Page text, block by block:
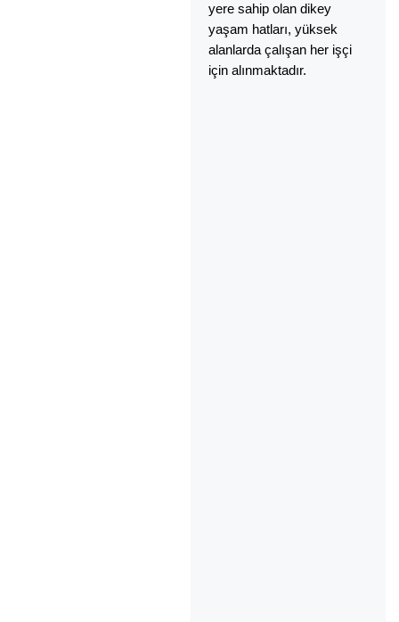
yere sahip olan dikey
yaşam hatları, yüksek
alanlarda çalışan her işçi
için alınmaktadır.